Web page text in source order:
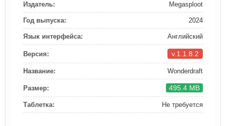
Издатель: Megasploot
Год выпуска: 2024
Язык интерфейса: Английский
Версия: v.1.1.8.2
Название: Wonderdraft
Размер: 495.4 MB
Таблетка: Не требуется